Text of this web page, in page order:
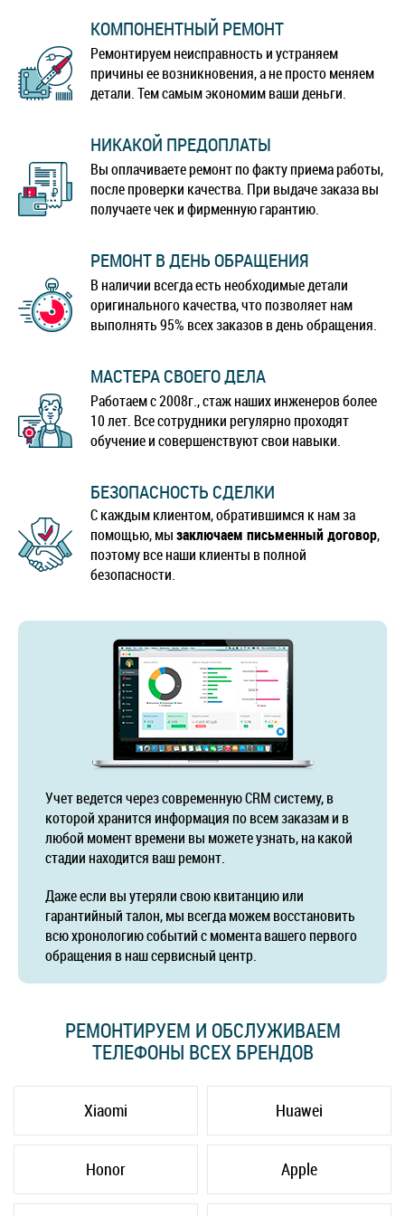
КОМПОНЕНТНЫЙ РЕМОНТ
Ремонтируем неисправность и устраняем
причины ее возникновения, а не просто меняем
детали. Тем самым экономим ваши деньги.
НИКАКОЙ ПРЕДОПЛАТЫ
Вы оплачиваете ремонт по факту приема работы,
после проверки качества. При выдаче заказа вы
получаете чек и фирменную гарантию.
РЕМОНТ В ДЕНЬ ОБРАЩЕНИЯ
В наличии всегда есть необходимые детали
оригинального качества, что позволяет нам
выполнять 95% всех заказов в день обращения.
МАСТЕРА СВОЕГО ДЕЛА
Работаем с 2008г., стаж наших инженеров более
10 лет. Все сотрудники регулярно проходят
обучение и совершенствуют свои навыки.
БЕЗОПАСНОСТЬ СДЕЛКИ
С каждым клиентом, обратившимся к нам за
помощью, мызаключаем письменный договор,
поэтому все наши клиенты в полной
безопасности.
Учет ведется через современную CRM систему, в
которой хранится информация по всем заказам и в
любой момент времени вы можете узнать, на какой
стадии находится ваш ремонт.
Даже если вы утеряли свою квитанцию или
гарантийный талон, мы всегда можем восстановить
всю хронологию событий с момента вашего первого
обращения в наш сервисный центр.
РЕМОНТИРУЕМ И ОБСЛУЖИВАЕМ
ТЕЛЕФОНЫ ВСЕХ БРЕНДОВ
Xiaomi Huawei
Honor Apple